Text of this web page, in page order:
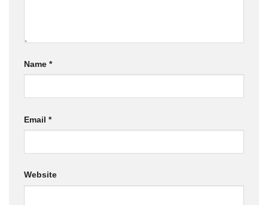
Name *
Email *
Website